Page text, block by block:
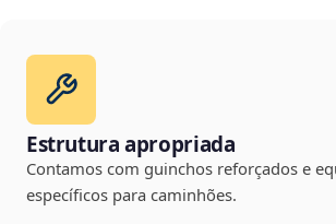
Estrutura apropriada
Contamos com guinchos reforçados e
específicos para caminhões.